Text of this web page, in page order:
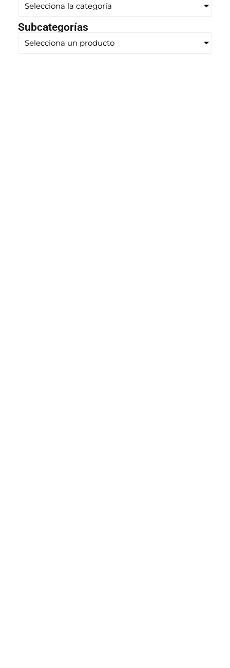
Selecciona la categoría
Subcategorías
Selecciona un producto